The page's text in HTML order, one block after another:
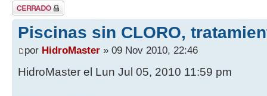
Tema cerrado
Piscinas sin CLORO,
por HidroMaster » 09 Nov 2010, 22:46
HidroMaster el Lun Jul 05, 2010 11:59 pm